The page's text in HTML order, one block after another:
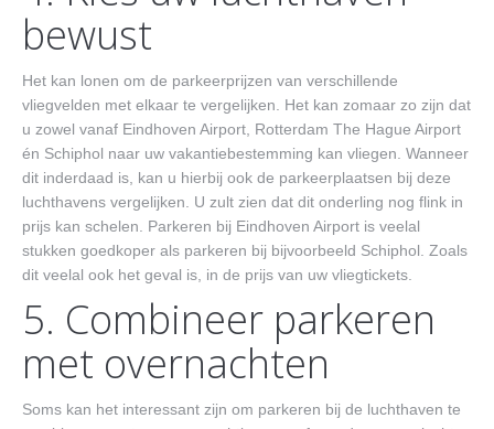
bewust
Het kan lonen om de parkeerprijzen van verschillende
vliegvelden met elkaar te vergelijken. Het kan zomaar zo zijn dat
u zowel vanaf Eindhoven Airport, Rotterdam The Hague Airport
én Schiphol naar uw vakantiebestemming kan vliegen. Wanneer
dit inderdaad is, kan u hierbij ook de parkeerplaatsen bij deze
luchthavens vergelijken. U zult zien dat dit onderling nog flink in
prijs kan schelen. Parkeren bij Eindhoven Airport is veelal
stukken goedkoper als parkeren bij bijvoorbeeld Schiphol. Zoals
dit veelal ook het geval is, in de prijs van uw vliegtickets.
5. Combineer parkeren
met overnachten
Soms kan het interessant zijn om parkeren bij de luchthaven te